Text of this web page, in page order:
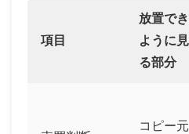
項目
放置で
ように見
る部分
コピー